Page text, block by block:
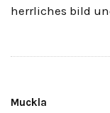
herrliches bild
Muckla